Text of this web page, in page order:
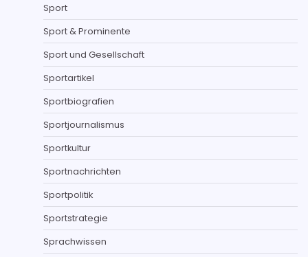
Sport
Sport & Prominente
Sport und Gesellschaft
Sportartikel
Sportbiografien
Sportjournalismus
Sportkultur
Sportnachrichten
Sportpolitik
Sportstrategie
Sprachwissen